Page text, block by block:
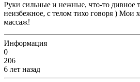
Руки сильные и нежные, что-то дивное
неизбежное, с телом тихо говоря ) Мои
массаж!
Информация
0
206
6 лет назад